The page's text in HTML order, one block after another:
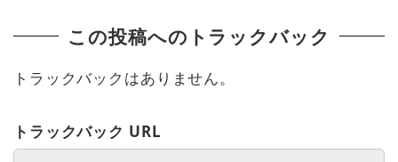
この投稿へのトラックバック
トラックバックはありません。
トラックバック URL